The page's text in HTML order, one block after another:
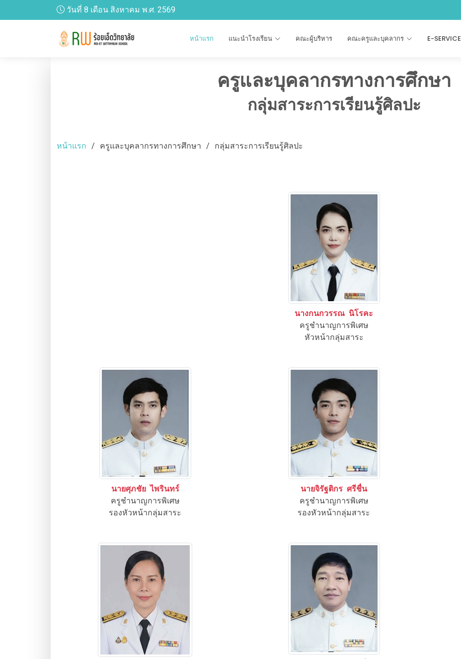
วันที่ 8 เดือน สิงหาคม พ.ศ. 2569
หน้าแรก แนะนำโรงเรียน คณะผู้บริหาร คณะครูและบุคลากร E-SERVICE
ครูและบุคลากรทางการศึกษา
กลุ่มสาระการเรียนรู้ศิลปะ
หน้าแรก ครูและบุคลากรทางการศึกษา กลุ่มสาระการเรียนรู้ศิลปะ
นางกนกวรรณ นิโรคะ
ครูชำนาญการพิเศษ
หัวหน้ากลุ่มสาระ
นายศุภชัย ไพรินทร์
ครูชำนาญการพิเศษ
รองหัวหน้ากลุ่มสาระ
นายจิรัฐติกร ศรีชื่น
ครูชำนาญการพิเศษ
รองหัวหน้ากลุ่มสาระ